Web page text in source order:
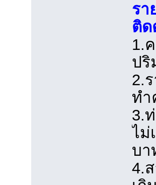
รา
ติด
1.
ป
2.
ทำ
3.
ไม่
บา
4.